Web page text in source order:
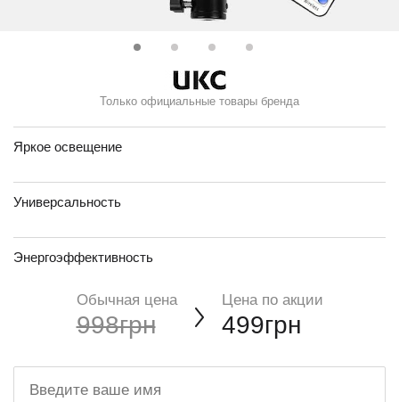
Только официальные товары бренда
Яркое освещение
Универсальность
Энергоэффективность
Обычная цена
998грн
Цена по акции
499грн